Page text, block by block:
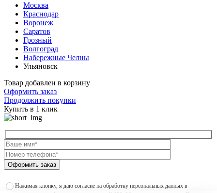
Москва
Краснодар
Воронеж
Саратов
Грозный
Волгоград
Набережные Челны
Ульяновск
Товар добавлен в корзину
Оформить заказ
Продолжить покупки
Купить в 1 клик
Оформить заказ
Нажимая кнопку, я даю согласие на обработку персональных данных в